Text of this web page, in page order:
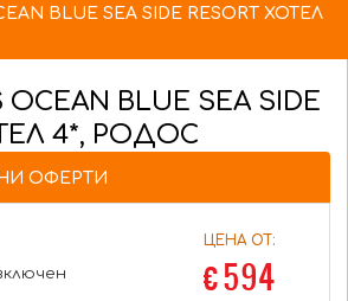
BLUE SEA SIDE RESORT ХОТЕЛ
OCEAN BLUE SEA SIDE
4*, РОДОС
ОФЕРТИ
ЦЕНА ОТ:
€ 594